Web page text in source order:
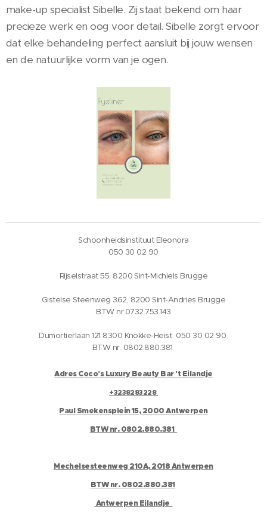
make-up specialist Sibelle. Zij staat bekend om haar
precieze werk en oog voor detail. Sibelle zorgt ervoor
dat elke behandeling perfect aansluit bij jouw wensen
en de natuurlijke vorm van je ogen.
Schoonheidsinstituut Eleonora
050 30 02 90
Rijselstraat 55, 8200 Sint-Michiels Brugge
Gistelse Steenweg 362, 8200 Sint-Andries Brugge
BTW nr.0732.753.143
Dumortierlaan 121 8300 Knokke-Heist 050 30 02 90
BTW nr. 0802.880.381
Adres Coco's Luxury Beauty Bar 't Eilandje
+3238283228
Paul Smekensplein 15, 2000 Antwerpen
BTW nr. 0802.880.381
Mechelsesteenweg 210A, 2018 Antwerpen
BTW nr. 0802.880.381
Antwerpen Eilandje